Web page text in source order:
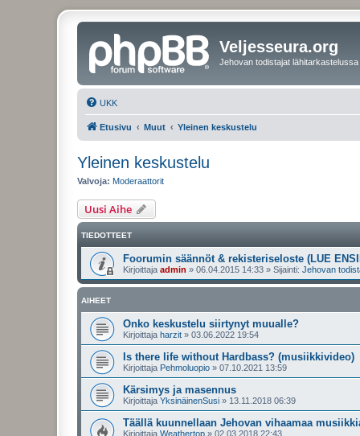
Veljesseura.org
Jehovan todistajat lähitarkastelussa
UKK
Etusivu Muut Yleinen keskustelu
Yleinen keskustelu
Valvoja: Moderaattorit
Uusi Aihe
TIEDOTTEET
Foorumin säännöt & rekisteriseloste (LUE
Kirjoittaja admin » 06.04.2015 14:33 » Sijainti: Jehovan
AIHEET
Onko keskustelu siirtynyt muualle?
Kirjoittaja harzit » 03.06.2022 19:54
Is there life without Hardbass? (musiikkivideo)
Kirjoittaja Pehmoluopio » 07.10.2021 13:59
Kärsimys ja masennus
Kirjoittaja YksinäinenSusi » 13.11.2018 06:39
Täällä kuunnellaan Jehovan vihaamaa
Kirjoittaja Weathertop » 02.03.2018 22:43